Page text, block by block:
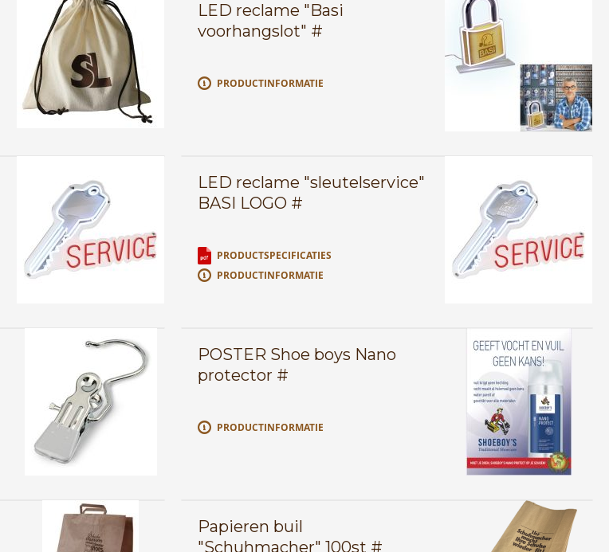
LED reclame "Basi
voorhangslot" #
PRODUCTINFORMATIE
LED reclame "sleutelservice"
BASI LOGO #
PRODUCTSPECIFICATIES
PRODUCTINFORMATIE
POSTER Shoe boys Nano
protector #
PRODUCTINFORMATIE
Papieren buil
"Schuhmacher" 100st #